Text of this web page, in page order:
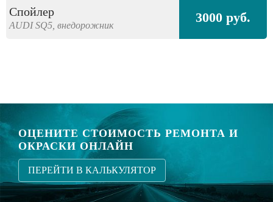
Спойлер
AUDISQ5, внедорожник 3000 руб.
ОЦЕНИТЕ СТОИМОСТЬ РЕМОНТА И
ОКРАСКИ ОНЛАЙН
ПЕРЕЙТИ В КАЛЬКУЛЯТОР